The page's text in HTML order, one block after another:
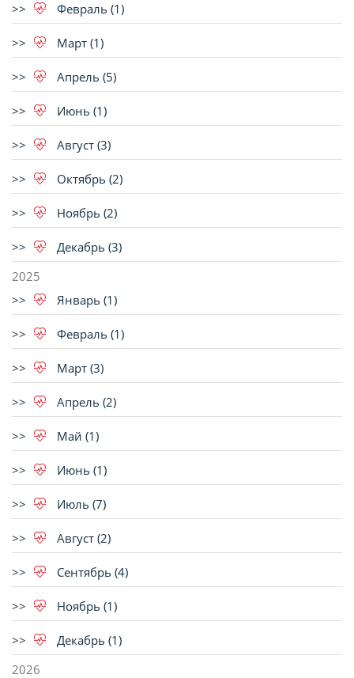
Февраль (1)
Март (1)
Апрель (5)
Июнь (1)
Август (3)
Октябрь (2)
Ноябрь (2)
Декабрь (3)
2025
Январь (1)
Февраль (1)
Март (3)
Апрель (2)
Май (1)
Июнь (1)
Июль (7)
Август (2)
Сентябрь (4)
Ноябрь (1)
Декабрь (1)
2026